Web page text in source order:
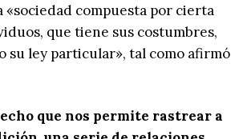
«sociedad compuesta por cierta
que tiene sus costumbres,
su ley particular», tal como afirmó
que nos permite rastrear a